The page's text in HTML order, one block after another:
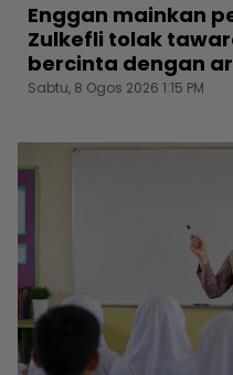
Enggan mainkan
Zulkefli tolak
bercinta dengan
Sabtu, 8 Ogos 2026 1:15 PM